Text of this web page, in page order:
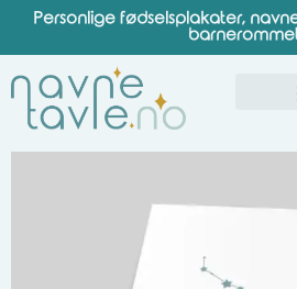
Personlige fødselsplakater,